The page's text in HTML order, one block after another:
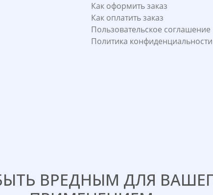
Как оформить заказ
Как оплатить заказ
Пользовательское соглашение
Политика конфиденциальности
ВРЕДНЫМ ДЛЯ